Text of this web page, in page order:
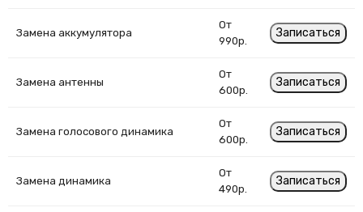
Замена аккумулятора
От
990р.
Записаться
Замена антенны
От
600р.
Записаться
Замена голосового динамика
От
600р.
Записаться
Замена динамика
От
490р.
Записаться